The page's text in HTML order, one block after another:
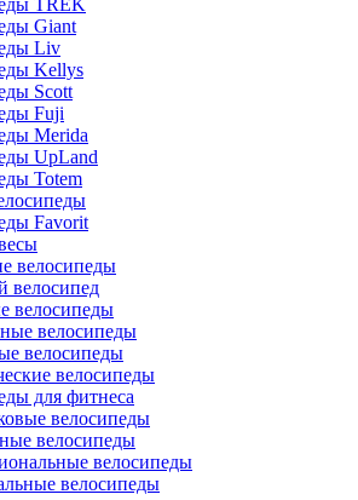
TREK
Giant
Liv
Kellys
Scott
Fuji
Merida
UpLand
Totem
Favorit
велосипеды
велосипед
велосипеды
велосипеды
велосипеды
велосипеды
для фитнеса
велосипеды
велосипеды
велосипеды
велосипеды